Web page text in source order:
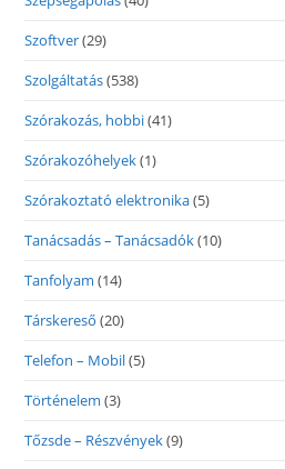
Szoftver(29)
Szolgáltatás(538)
Szórakozás, hobbi(41)
Szórakozóhelyek(1)
Szórakoztató elektronika(5)
Tanácsadás – Tanácsadók(10)
Tanfolyam (14)
Társkereső (20)
Telefon – Mobil(5)
Történelem (3)
Tőzsde – Részvények(9)